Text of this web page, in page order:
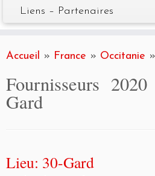
to
Liens – Partenaires
Accueil » France » Occitanie »
Fournisseurs
Gard
Lieu: 30-Gard